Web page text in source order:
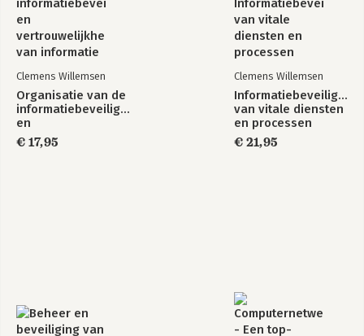
Clemens Willemsen
Organisatie van de
informatiebeveiliging
en
vertrouwelijkheid
van informatie
€ 17,95
Clemens Willemsen
Informatiebeveiliging
van vitale diensten
en processen
€ 21,95